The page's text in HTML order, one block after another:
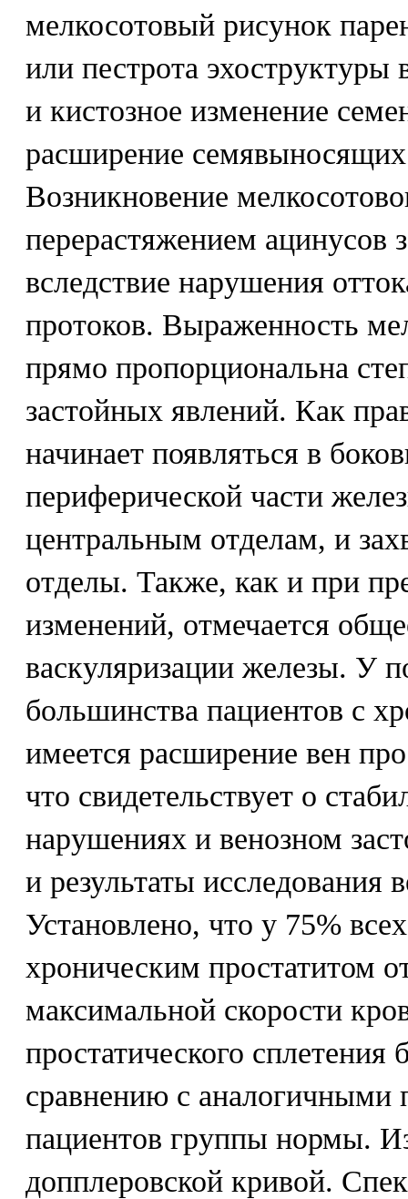
мелкосотовый рисунок
или пестрота
и кистозное изменение
расширение
Возникновение
перерастяжением ацинусов
вследствие нарушения
протоков. Выраженность
прямо пропорциональна
застойных явлений. Как
начинает появляться в
периферической части
центральным отделам, и
отделы. Также, как и при
изменений, отмечается
васкуляризации железы. У
большинства пациентов с
имеется расширение вен
что свидетельствует о
нарушениях и венозном
и результаты исследования
Установлено, что у 75%
хроническим простатитом
максимальной скорости
простатического сплетения
сравнению с аналогичными
пациентов группы нормы.
допплеровской кривой.